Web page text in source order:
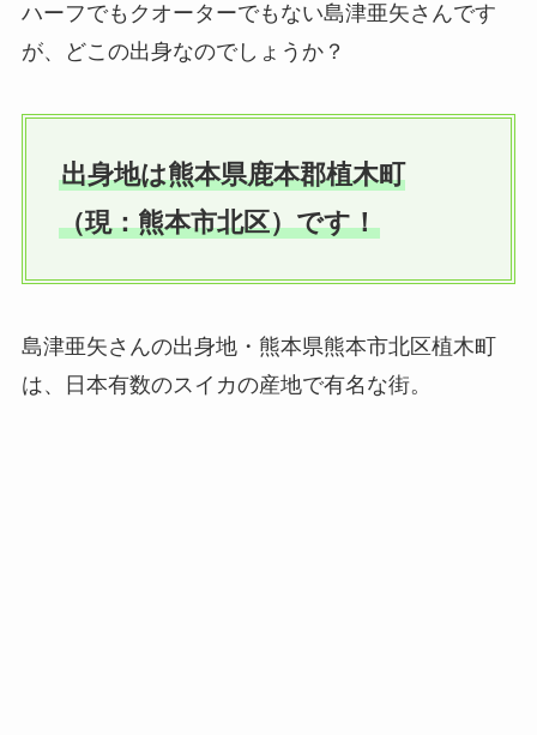
ハーフでもクオーターでもない島津亜矢さんです
が、どこの出身なのでしょうか？
出身地は熊本県鹿本郡植木町
（現：熊本市北区）です！
島津亜矢さんの出身地・熊本県熊本市北区植木町
は、日本有数のスイカの産地で有名な街。